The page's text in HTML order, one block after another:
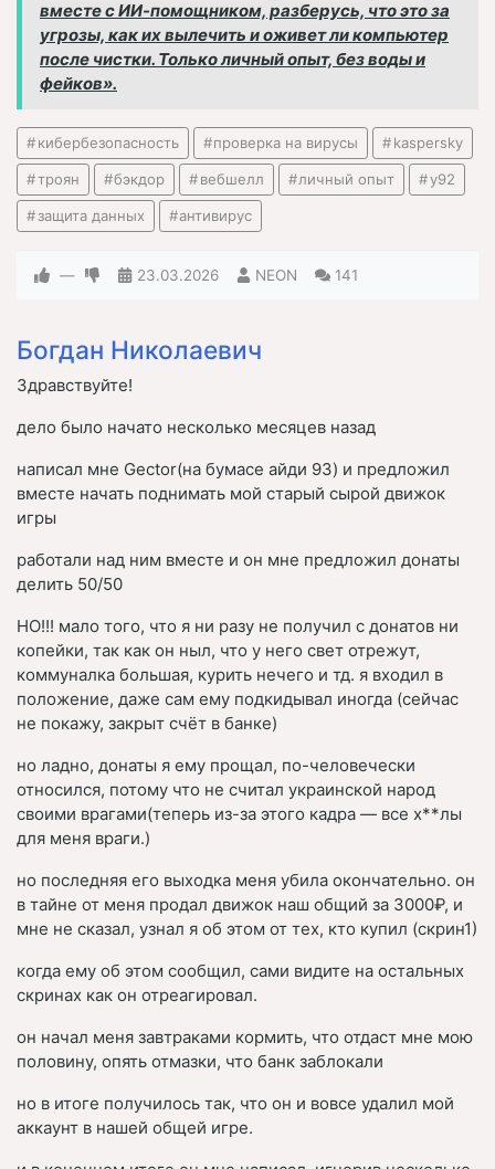
вместе с ИИ-помощником, разберусь, что это за
угрозы, как их вылечить и оживет ли компьютер
после чистки. Только личный опыт, без воды и
фейков».
кибербезопасность проверка на вирусы kaspersky
троян бэкдор вебшелл личный опыт y92
защита данных антивирус
— 23.03.2026 NEON 141
Богдан Николаевич
Здравствуйте!
дело было начато несколько месяцев назад
написал мне Gector(на бумасе айди 93) и предложил
вместе начать поднимать мой старый сырой движок
игры
работали над ним вместе и он мне предложил донаты
делить 50/50
НО!!! мало того, что я ни разу не получил с донатов ни
копейки, так как он ныл, что у него свет отрежут,
коммуналка большая, курить нечего и тд. я входил в
положение, даже сам ему подкидывал иногда (сейчас
не покажу, закрыт счёт в банке)
но ладно, донаты я ему прощал, по-человечески
относился, потому что не считал украинской народ
своими врагами(теперь из-за этого кадра — все х**лы
для меня враги.)
но последняя его выходка меня убила окончательно. он
в тайне от меня продал движок наш общий за 3000₽, и
мне не сказал, узнал я об этом от тех, кто купил (скрин1)
когда ему об этом сообщил, сами видите на остальных
скринах как он отреагировал.
он начал меня завтраками кормить, что отдаст мне мою
половину, опять отмазки, что банк заблокали
но в итоге получилось так, что он и вовсе удалил мой
аккаунт в нашей общей игре.